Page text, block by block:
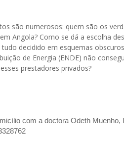
são numerosos: quem são os
Angola? Como se dá a escolha
decidido em esquemas
de Energia (ENDE) não
prestadores privados?
com a doctora Odeth Muenho,